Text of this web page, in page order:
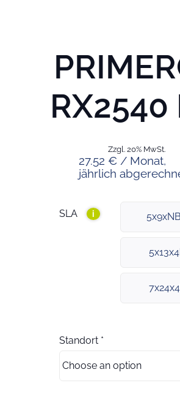
RX2540
27.52 € / Monat,
jährlich
Zzgl. 20% MwSt.
SLA i
Standort *